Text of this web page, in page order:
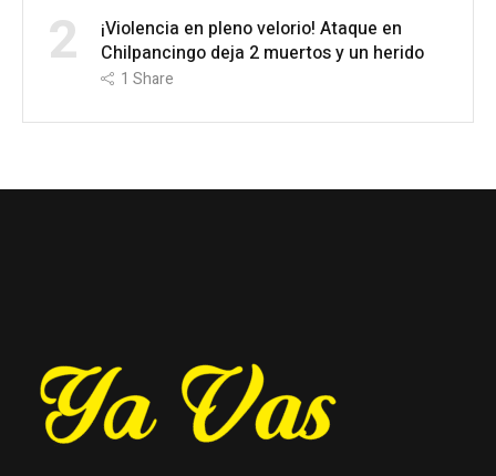
2
¡Violencia en pleno velorio! Ataque en
Chilpancingo deja 2 muertos y un herido
1 Share